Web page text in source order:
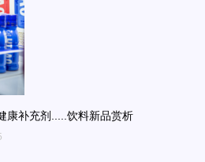
康补充剂.....饮料新品赏析